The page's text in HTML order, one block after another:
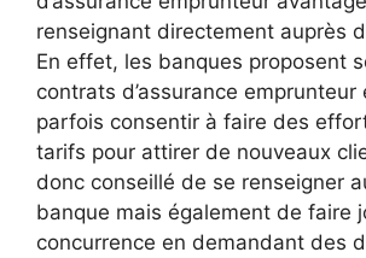
renseignant directement auprès
En effet, les banques proposent
contrats d’assurance emprunteur
parfois consentir à faire des
tarifs pour attirer de nouveaux
donc conseillé de se renseigner
banque mais également de faire
concurrence en demandant des